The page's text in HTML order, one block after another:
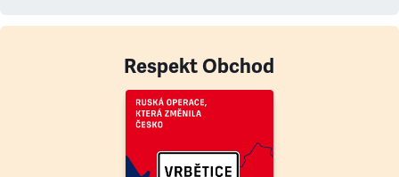
Respekt Obchod